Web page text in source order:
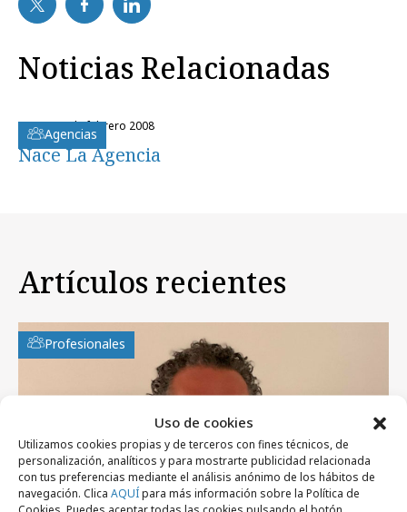
Uso de cookies
Utilizamos cookies propias y de terceros con fines técnicos, de
personalización, analíticos y para mostrarte publicidad relacionada
con tus preferencias mediante el análisis anónimo de los hábitos de
navegación. Clica AQUÍpara más información sobre la Política de
Noticias Relacionadas
Agencias
martes, 5 de febrero 2008
Nace La Agencia
Artículos recientes
Profesionales